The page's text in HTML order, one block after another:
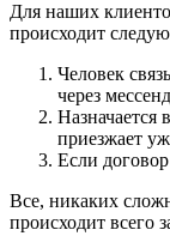
Для наших
происходит
Человек
через
Назначается
приезжает
Если
Все, никаких
происходит всего